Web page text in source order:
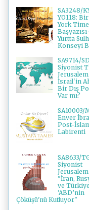
SA3248/
YO118:
York
Yurtta Sulh
Konseyi
SA9714/
Siyonist
İsrail'in
Bir Dış
Var mı?
SA10003/
Enver
Post-
Labirenti
SA8633/
Siyonist
"İran,
ve Türkiye
'ABD’nin
Çöküşü'nü Kutluyor"